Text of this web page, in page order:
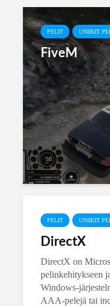
PELIT UNIIKIT
FiveM
PELIT UNIIKIT
DirectX
DirectX on
pelinkehitykseen
Windows-
AAA-pelejä tai